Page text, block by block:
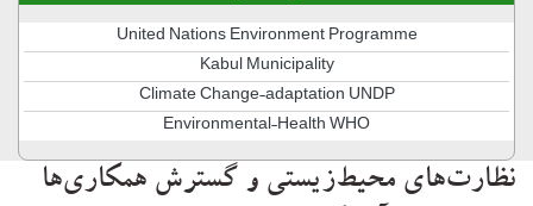
United Nations Environment Programme
Kabul Municipality
Climate Change-adaptation UNDP
Environmental-Health WHO
نظارت‌های محیط‌زیستی و گسترش همکاری‌ها